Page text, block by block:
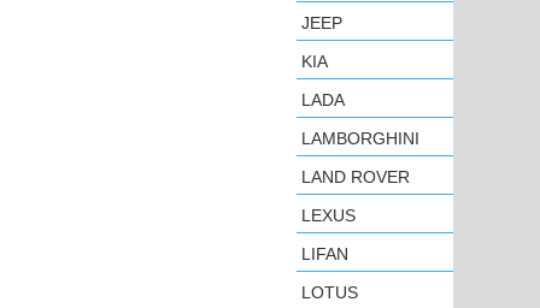
JEEP
KIA
LADA
LAMBORGHINI
LAND ROVER
LEXUS
LIFAN
LOTUS